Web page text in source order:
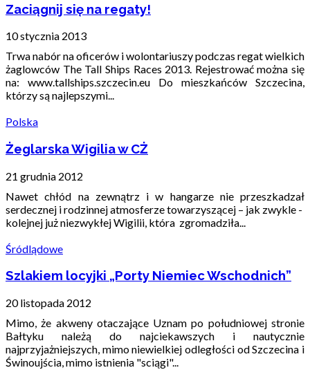
Zaciągnij się na regaty!
10 stycznia 2013
Trwa nabór na oficerów i wolontariuszy podczas regat wielkich
żaglowców The Tall Ships Races 2013. Rejestrować można się
na: www.tallships.szczecin.eu Do mieszkańców Szczecina,
którzy są najlepszymi...
Polska
Żeglarska Wigilia w CŻ
21 grudnia 2012
Nawet chłód na zewnątrz i w hangarze nie przeszkadzał
serdecznej i rodzinnej atmosferze towarzyszącej – jak zwykle -
kolejnej już niezwykłej Wigilii, która zgromadziła...
Śródlądowe
Szlakiem locyjki „Porty Niemiec Wschodnich”
20 listopada 2012
Mimo, że akweny otaczające Uznam po południowej stronie
Bałtyku należą do najciekawszych i nautycznie
najprzyjażniejszych, mimo niewielkiej odległości od Szczecina i
Świnoujścia, mimo istnienia "sciągi"...